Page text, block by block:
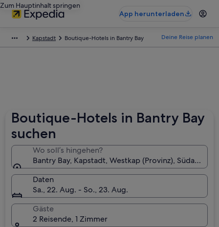
Zum Hauptinhalt springen
App herunterladen
Kapstadt Boutique-Hotels in Bantry Bay Deine Reise planen
Boutique-Hotels in Bantry Bay
suchen
Wo soll’s hingehen?
Bantry Bay, Kapstadt, Westkap (Provinz), Südafrika
Daten
Sa., 22. Aug. - So., 23. Aug.
Gäste
2 Reisende, 1 Zimmer